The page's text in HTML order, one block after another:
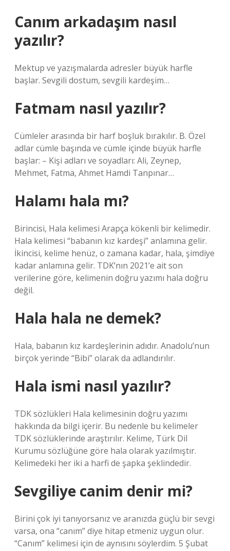
Canım arkadaşım nasıl
yazılır?
Mektup ve yazışmalarda adresler büyük harfle
başlar. Sevgili dostum, sevgili kardeşim…
Fatmam nasıl yazılır?
Cümleler arasında bir harf boşluk bırakılır. B. Özel
adlar cümle başında ve cümle içinde büyük harfle
başlar: – Kişi adları ve soyadları: Ali, Zeynep,
Mehmet, Fatma, Ahmet Hamdi Tanpınar…
Halamı hala mı?
Birincisi, Hala kelimesi Arapça kökenli bir kelimedir.
Hala kelimesi “babanın kız kardeşi” anlamına gelir.
İkincisi, kelime henüz, o zamana kadar, hala, şimdiye
kadar anlamına gelir. TDK’nın 2021’e ait son
verilerine göre, kelimenin doğru yazımı hala doğru
değil.
Hala hala ne demek?
Hala, babanın kız kardeşlerinin adıdır. Anadolu’nun
birçok yerinde “Bibi” olarak da adlandırılır.
Hala ismi nasıl yazılır?
TDK sözlükleri Hala kelimesinin doğru yazımı
hakkında da bilgi içerir. Bu nedenle bu kelimeler
TDK sözlüklerinde araştırılır. Kelime, Türk Dil
Kurumu sözlüğüne göre hala olarak yazılmıştır.
Kelimedeki her iki a harfi de şapka şeklindedir.
Sevgiliye canim denir mi?
Birini çok iyi tanıyorsanız ve aranızda güçlü bir sevgi
varsa, ona “canım” diye hitap etmeniz uygun olur.
“Canım” kelimesi için de aynısını söylerdim. 5 Şubat